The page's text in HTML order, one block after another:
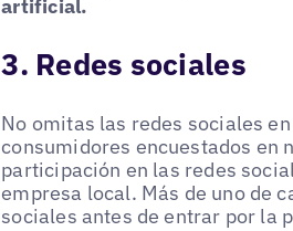
artificial.
3. Redes sociales
No omitas las redes sociales
consumidores encuestados en
participación en las redes
empresa local. Más de uno de
sociales antes de entrar por la